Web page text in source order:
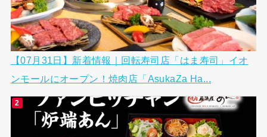
【07月31日】新着情報｜回転寿司店「はま寿司」イオ
ンモールにオープン！焼肉店「AsukaZa Ha...